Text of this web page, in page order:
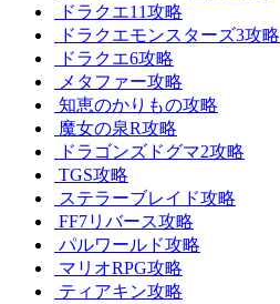
ドラクエ11攻略
ドラクエモンスターズ3攻略
ドラクエ6攻略
メタファー攻略
知恵のかりもの攻略
魔女の泉R攻略
ドラゴンズドグマ2攻略
TGS攻略
ステラーブレイド攻略
FF7リバース攻略
パルワールド攻略
マリオRPG攻略
ティアキン攻略